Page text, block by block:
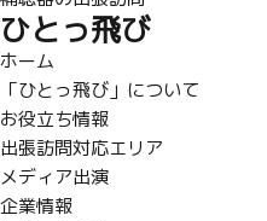
ひとっ飛び
ホーム
「ひとっ飛び」について
お役立ち情報
出張訪問対応エリア
メディア出演
企業情報